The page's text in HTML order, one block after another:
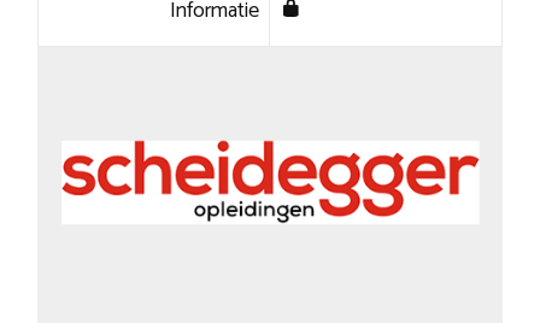
Informatie